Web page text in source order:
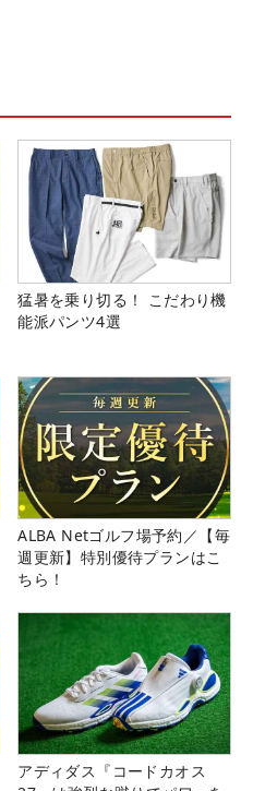
猛暑を乗り切る！ こだわり機
能派パンツ4選
ALBA Netゴルフ場予約／【毎
週更新】特別優待プランはこ
ちら！
アディダス『コードカオス